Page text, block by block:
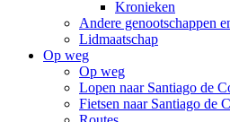
Kronieken
Andere genootschappen
Lidmaatschap
Op weg
Op weg
Lopen naar Santiago de
Fietsen naar Santiago de